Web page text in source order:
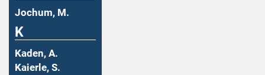
Jochum, M.
K
Kaden, A.
Kaierle, S.